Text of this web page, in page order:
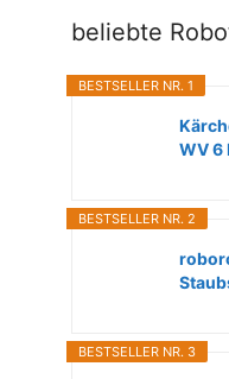
beliebte
BESTSELLER NR. 1
WV 6
BESTSELLER NR. 2
BESTSELLER NR. 3